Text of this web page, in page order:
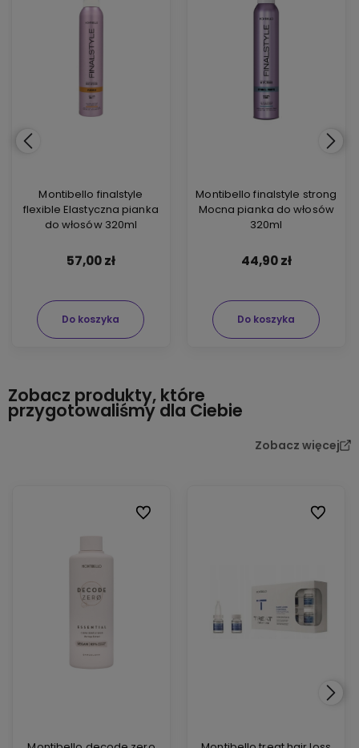
Montibello finalstyle
flexible Elastyczna pianka
do włosów 320ml
57,00 zł
Do koszyka
Montibello finalstyle strong
Mocna pianka do włosów
320ml
44,90 zł
Do koszyka
Zobacz produkty, które
przygotowaliśmy dla Ciebie
Zobacz więcej
Do ulubionych Do